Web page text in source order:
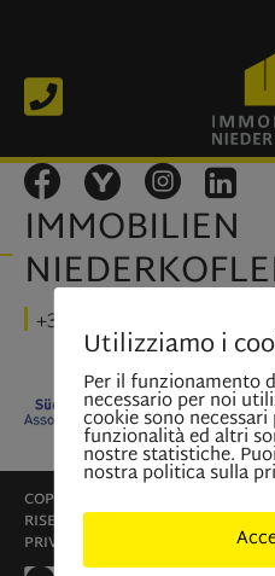
IMMOBILIEN
+39 0474 410 400
COPYRIGHT © IMMOBILIEN
RISERVATI
PRIVACY
Utilizziamo i
Per il funzionamento
necessario per noi
cookie sono
funzionalità ed altri
nostre statistiche.
nostra politica sulla